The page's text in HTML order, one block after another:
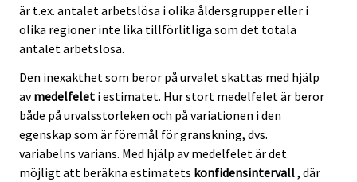
är t.ex. antalet arbetslösa i olika åldersgrupper eller i
olika regioner inte lika tillförlitliga som det totala
antalet arbetslösa.
Den inexakthet som beror på urvalet skattas med hjälp
avmedelfelet i estimatet. Hur stort medelfelet är beror
både på urvalsstorleken och på variationen i den
egenskap som är föremål för granskning, dvs.
variabelns varians. Med hjälp av medelfelet är det
möjligt att beräkna estimatets konfidensintervall, där